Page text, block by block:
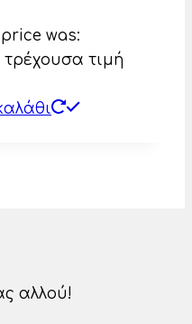
was:
τιμή
αλλού!